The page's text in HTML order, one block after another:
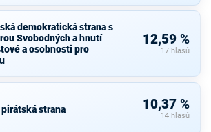
demokratická strana s
Svobodných a hnutí
a osobnosti pro
12,59 %
17 hlasů
pirátská strana 10,37 %
14 hlasů